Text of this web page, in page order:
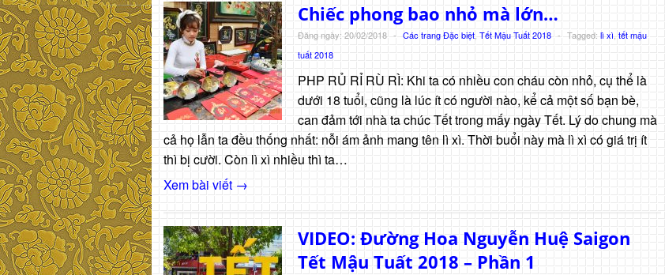
Chiếc phong bao nhỏ mà lớn…
Đăng ngày: 20/02/2018 - Các trang Đặc biệt Tết Mậu Tuất 2018 - Tagged: lì xì tết mậu
tuất 2018
PHP RỦ RỈ RÙ RÌ: Khi ta có nhiều con cháu còn nhỏ, cụ thể là
dưới 18 tuổi, cũng là lúc ít có người nào, kể cả một số bạn bè,
can đảm tới nhà ta chúc Tết trong mấy ngày Tết. Lý do chung mà
cả họ lẫn ta đều thống nhất: nỗi ám ảnh mang tên lì xì. Thời buổi này mà lì xì có giá trị ít
thì bị cười. Còn lì xì nhiều thì ta…
Xem bài viết →
VIDEO: Đường Hoa Nguyễn Huệ Saigon
Tết Mậu Tuất 2018 – Phần 1